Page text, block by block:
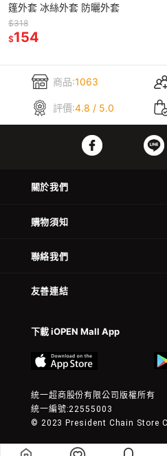
篷外套 冰絲外套 防曬外套
$318
$154
商品:1063
評價:4.8 / 5.0
關於我們
購物須知
聯絡我們
友善連結
下載 iOPEN Mall App
統一超商股份有限公司版權所有
統一編號:22555003
© 2023 President Chain Store